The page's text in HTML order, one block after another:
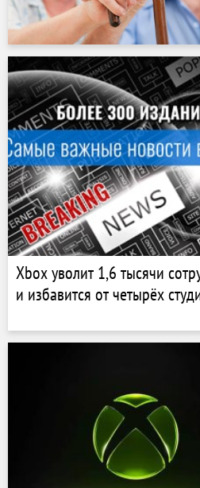
Xbox уволит 1,6 тысячи
и избавится от четырёх